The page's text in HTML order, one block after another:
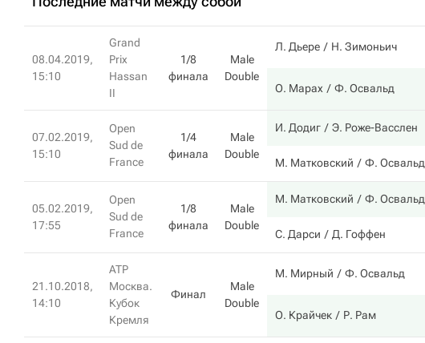
08.04.2019,
15:10
Grand
Prix
Hassan
II
1/8
финала
Male
Double
Л. Дьере Н. Зимоньич
О. Марах Ф. Освальд
07.02.2019,
15:10
Open
Sud de
France
1/4
финала
Male
Double
И. Додиг Э. Роже-Васслен
М. Матковский Ф. Освальд
05.02.2019,
17:55
Open
Sud de
France
1/8
финала
Male
Double
М. Матковский Ф. Освальд
С. Дарси Д. Гоффен
21.10.2018,
14:10
ATP
Москва.
Кубок
Кремля
Финал
Male
Double
М. Мирный Ф. Освальд
О. Крайчек Р. Рам